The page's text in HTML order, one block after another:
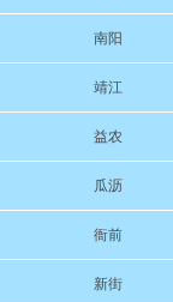
南阳
靖江
益农
瓜沥
衙前
新街